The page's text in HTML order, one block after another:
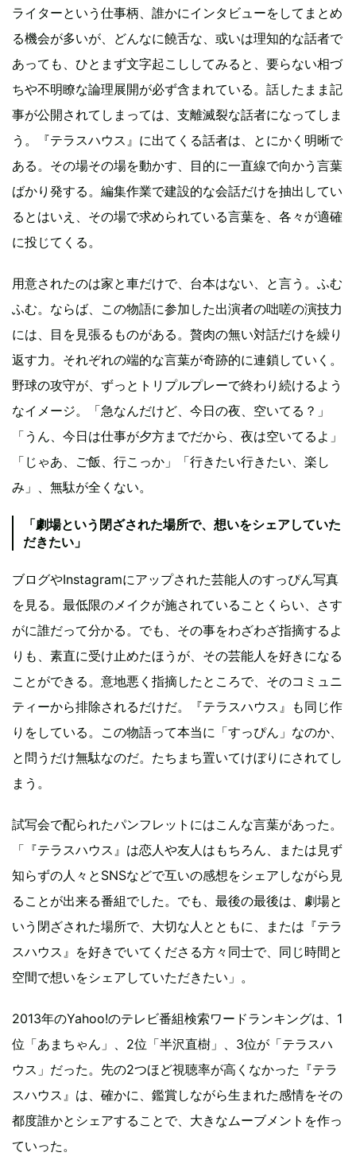
ライターという仕事柄、誰かにインタビューをしてまとめ
る機会が多いが、どんなに饒舌な、或いは理知的な話者で
あっても、ひとまず文字起こししてみると、要らない相づ
ちや不明瞭な論理展開が必ず含まれている。話したまま記
事が公開されてしまっては、支離滅裂な話者になってしま
う。『テラスハウス』に出てくる話者は、とにかく明晰で
ある。その場その場を動かす、目的に一直線で向かう言葉
ばかり発する。編集作業で建設的な会話だけを抽出してい
るとはいえ、その場で求められている言葉を、各々が適確
に投じてくる。
用意されたのは家と車だけで、台本はない、と言う。ふむ
ふむ。ならば、この物語に参加した出演者の咄嗟の演技力
には、目を見張るものがある。贅肉の無い対話だけを繰り
返す力。それぞれの端的な言葉が奇跡的に連鎖していく。
野球の攻守が、ずっとトリプルプレーで終わり続けるよう
なイメージ。「急なんだけど、今日の夜、空いてる？」
「うん、今日は仕事が夕方までだから、夜は空いてるよ」
「じゃあ、ご飯、行こっか」「行きたい行きたい、楽し
み」、無駄が全くない。
「劇場という閉ざされた場所で、想いをシェアしていた
だきたい」
ブログやInstagramにアップされた芸能人のすっぴん写真
を見る。最低限のメイクが施されていることくらい、さす
がに誰だって分かる。でも、その事をわざわざ指摘するよ
りも、素直に受け止めたほうが、その芸能人を好きになる
ことができる。意地悪く指摘したところで、そのコミュニ
ティーから排除されるだけだ。『テラスハウス』も同じ作
りをしている。この物語って本当に「すっぴん」なのか、
と問うだけ無駄なのだ。たちまち置いてけぼりにされてし
まう。
試写会で配られたパンフレットにはこんな言葉があった。
「『テラスハウス』は恋人や友人はもちろん、または見ず
知らずの人々とSNSなどで互いの感想をシェアしながら見
ることが出来る番組でした。でも、最後の最後は、劇場と
いう閉ざされた場所で、大切な人とともに、または『テラ
スハウス』を好きでいてくださる方々同士で、同じ時間と
空間で想いをシェアしていただきたい」。
2013年のYahoo!のテレビ番組検索ワードランキングは、1
位「あまちゃん」、2位「半沢直樹」、3位が「テラスハ
ウス」だった。先の2つほど視聴率が高くなかった『テラ
スハウス』は、確かに、鑑賞しながら生まれた感情をその
都度誰かとシェアすることで、大きなムーブメントを作っ
ていった。